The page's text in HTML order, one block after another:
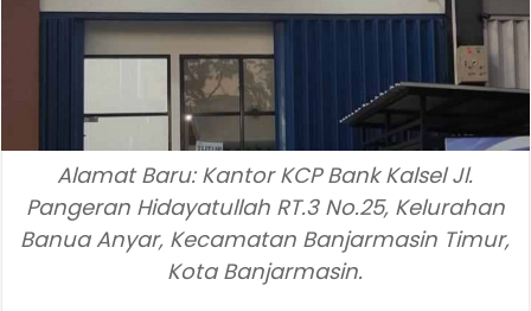
Alamat Baru: Kantor KCP Bank Kalsel Jl.
Pangeran Hidayatullah RT.3 No.25, Kelurahan
Banua Anyar, Kecamatan Banjarmasin Timur,
Kota Banjarmasin.